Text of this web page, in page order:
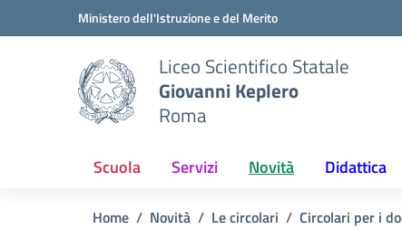
Vai ai contenuti
Vai al menu di navigazioneMinistero dell'Istruzione e del Merito
Liceo Scientifico Statale
Giovanni Keplero
Roma
Scuola Servizi Novità Didattica
Home Novità Le circolari Circolari per i